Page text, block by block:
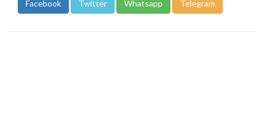
Facebook Twitter Whatsapp Telegram